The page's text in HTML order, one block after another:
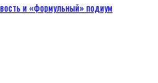
и «формульный» подиум